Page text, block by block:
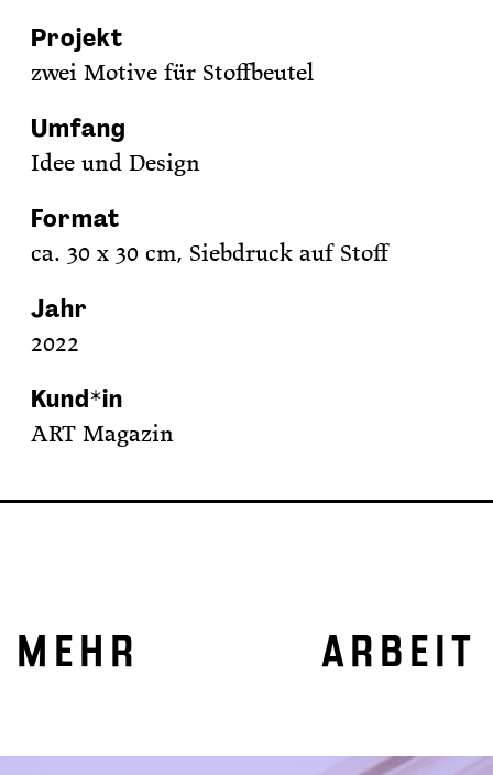
Projekt
zwei Motive für Stoffbeutel
Umfang
Idee und Design
Format
ca. 30 x 30 cm, Siebdruck auf Stoff
Jahr
2022
Kund*in
ART Magazin
MEHR ARBEIT